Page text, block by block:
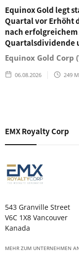
Equinox Gold legt
Quartal vor Erhöht
nach
Quartalsdividende
Equinox Gold Corp
06.08.2026 249
EMX Royalty Corp
543 Granville Street
V6C 1X8 Vancouver
Kanada
MEHR ZUM UNTERNEHMEN